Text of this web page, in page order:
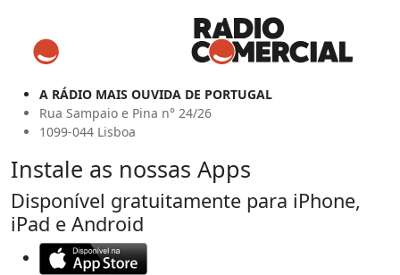
A RÁDIO MAIS OUVIDA DE PORTUGAL
Rua Sampaio e Pina n° 24/26
1099-044 Lisboa
Instale as nossas Apps
Disponível gratuitamente para iPhone,
iPad e Android